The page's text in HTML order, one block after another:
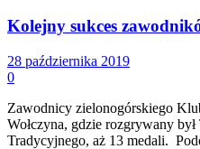
Kolejny sukces
28 października 2019
0
Zawodnicy zielonogórskiego
Wołczyna, gdzie rozgrywany
Tradycyjnego, aż 13 medali.